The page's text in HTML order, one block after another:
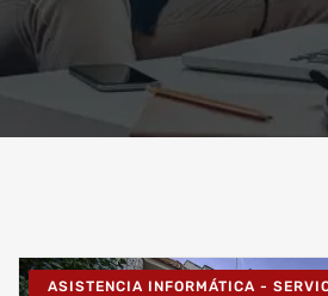
ASISTENCIA INFORMÁTICA -